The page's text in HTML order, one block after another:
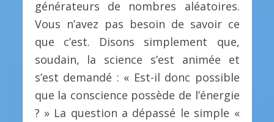
générateurs de nombres aléatoires.
Vous n’avez pas besoin de savoir ce
que c’est. Disons simplement que,
soudain, la science s’est animée et
s’est demandé : « Est-il donc possible
que la conscience possède de l’énergie
? » La question a dépassé le simple «